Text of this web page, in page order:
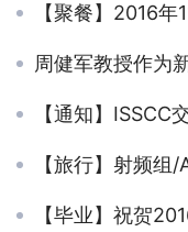
【聚餐】2016
周健军教授作为
【通知】ISSCC
【旅行】射频
【毕业】祝贺